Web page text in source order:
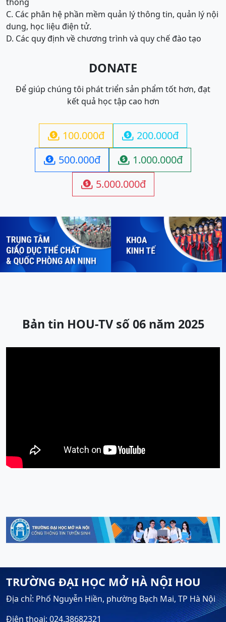
C. Các phân hệ phần mềm quản lý thông tin, quản lý nội
dung, học liệu điện tử.
D. Các quy định về chương trình và quy chế đào tạo
DONATE
Để giúp chúng tôi phát triển sản phẩm tốt hơn, đạt
kết quả học tập cao hơn
 100.000đ  200.000đ
 500.000đ  1.000.000đ
 5.000.000đ
Previous Next
Bản tin HOU-TV số 06 năm 2025
TRƯỜNG ĐẠI HỌC MỞ HÀ NỘI HOU
Địa chỉ: Phố Nguyễn Hiền, phường Bạch Mai, TP Hà Nội
Điện thoại: 024.38682321